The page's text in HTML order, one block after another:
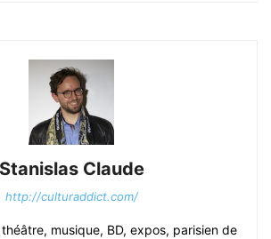
Stanislas Claude
http://culturaddict.com/
musique, BD, expos, parisien de